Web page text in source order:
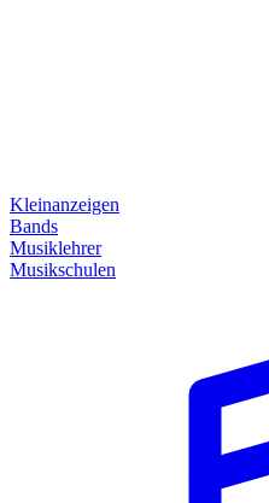
Kleinanzeigen
Bands
Musiklehrer
Musikschulen